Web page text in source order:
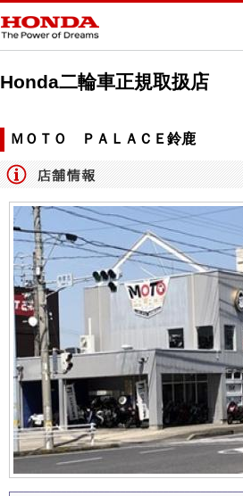
Honda二輪車正規取扱店
ＭＯＴＯ ＰＡＬＡＣＥ鈴鹿